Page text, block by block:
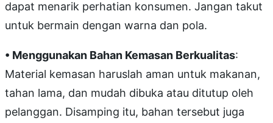
dapat menarik perhatian konsumen. Jangan takut
untuk bermain dengan warna dan pola.
• Menggunakan Bahan Kemasan Berkualitas:
Material kemasan haruslah aman untuk makanan,
tahan lama, dan mudah dibuka atau ditutup oleh
pelanggan. Disamping itu, bahan tersebut juga